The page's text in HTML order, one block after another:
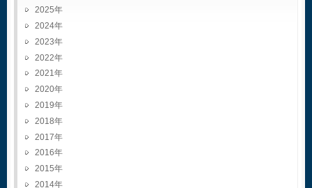
2025
2024
2023
2022
2021
2020
2019
2018
2017
2016
2015
2014